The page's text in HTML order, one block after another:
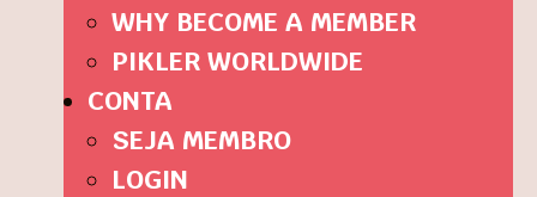
WHY BECOME A MEMBER
PIKLER WORLDWIDE
CONTA
SEJA MEMBRO
LOGIN